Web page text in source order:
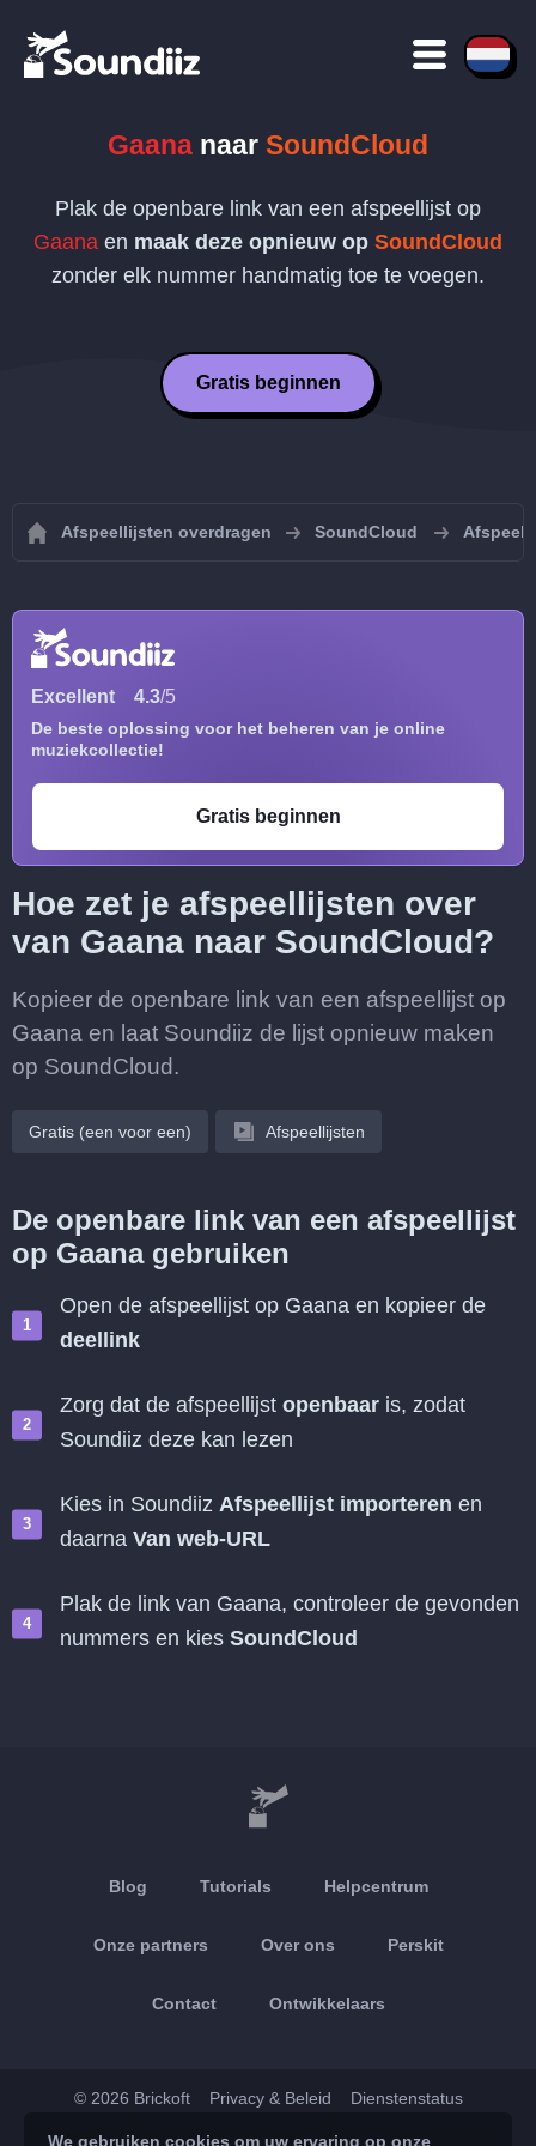
Gaana naar SoundCloud
Plak de openbare link van een afspeellijst op
Gaana en maak deze opnieuw op SoundCloud
zonder elk nummer handmatig toe te voegen.
Gratis beginnen
Afspeellijsten overdragen SoundCloud
Excellent 4.3/5
De beste oplossing voor het beheren van je online
muziekcollectie!
Gratis beginnen
Hoe zet je afspeellijsten over
van Gaana naar SoundCloud?
Kopieer de openbare link van een afspeellijst op
Gaana en laat Soundiiz de lijst opnieuw maken
op SoundCloud.
Gratis (een voor een) Afspeellijsten
De openbare link van een afspeellijst
op Gaana gebruiken
Open de afspeellijst op Gaana en kopieer de
deellink
Zorg dat de afspeellijst openbaar is, zodat
Soundiiz deze kan lezen
Kies in Soundiiz Afspeellijst importeren en
daarna Van web-URL
Plak de link van Gaana, controleer de gevonden
nummers en kies SoundCloud
Blog Tutorials Helpcentrum
Onze partners Over ons Perskit
Contact Ontwikkelaars
© 2026 Brickoft Privacy & Beleid Dienstenstatus
We gebruiken cookies om uw ervaring op onze